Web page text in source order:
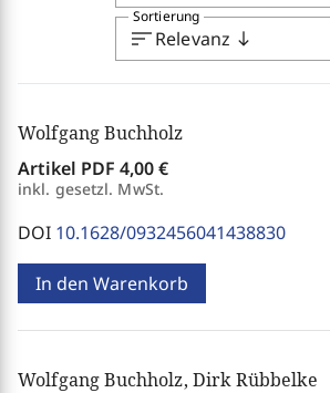
sortRelevanz south
Sortierung
Wolfgang Buchholz
Artikel PDF 4,00 €
inkl. gesetzl. MwSt.
DOI 10.1628/0932456041438830
In den Warenkorb
Wolfgang Buchholz, Dirk Rübbelke